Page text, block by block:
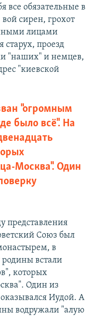
все обязательные в
сирен, грохот
лицами
старух, проезд
"наших" и немцев,
"киевской
"огромным
было всё". На
Москва". Один
представления
Союз был
в
встали
которых
Один из
Иудой. А
водружали "алую